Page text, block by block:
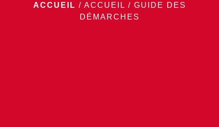
ACCUEIL / ACCUEIL / GUIDE DES
DÉMARCHES